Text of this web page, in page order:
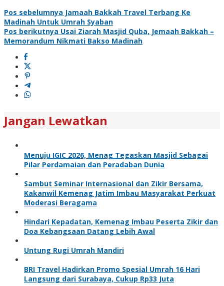
Pos sebelumnya Jamaah Bakkah Travel Terbang Ke
Madinah Untuk Umrah Syaban
Pos berikutnya Usai Ziarah Masjid Quba, Jemaah Bakkah –
Memorandum Nikmati Bakso Madinah
Jangan Lewatkan
Menuju IGIC 2026, Menag Tegaskan Masjid Sebagai
Pilar Perdamaian dan Peradaban Dunia
Sambut Seminar Internasional dan Zikir Bersama,
Kakanwil Kemenag Jatim Imbau Masyarakat Perkuat
Moderasi Beragama
Hindari Kepadatan, Kemenag Imbau Peserta Zikir dan
Doa Kebangsaan Datang Lebih Awal
Untung Rugi Umrah Mandiri
BRI Travel Hadirkan Promo Spesial Umrah 16 Hari
Langsung dari Surabaya, Cukup Rp33 Juta